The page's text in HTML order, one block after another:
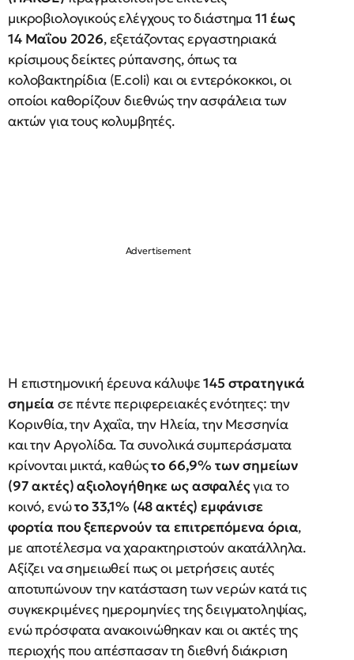
μικροβιολογικούς ελέγχους το διάστημα11 έως
14 Μαΐου 2026, εξετάζοντας εργαστηριακά
κρίσιμους δείκτες ρύπανσης, όπως τα
κολοβακτηρίδια (E.coli) και οι εντερόκοκκοι, οι
οποίοι καθορίζουν διεθνώς την ασφάλεια των
ακτών για τους κολυμβητές.
Η επιστημονική έρευνα κάλυψε145 στρατηγικά
σημεία σε πέντε περιφερειακές ενότητες: την
Κορινθία, την Αχαΐα, την Ηλεία, την Μεσσηνία
και την Αργολίδα. Τα συνολικά συμπεράσματα
κρίνονται μικτά, καθώςτο 66,9% των σημείων
(97 ακτές) αξιολογήθηκε ως ασφαλέςγια το
κοινό, ενώτο 33,1% (48 ακτές) εμφάνισε
φορτία που ξεπερνούν τα επιτρεπόμενα όρια,
με αποτέλεσμα να χαρακτηριστούν ακατάλληλα.
Αξίζει να σημειωθεί πως οι μετρήσεις αυτές
αποτυπώνουν την κατάσταση των νερών κατά τις
συγκεκριμένες ημερομηνίες της δειγματοληψίας,
ενώ πρόσφατα ανακοινώθηκαν και οι ακτές της
περιοχής που απέσπασαν τη διεθνή διάκριση